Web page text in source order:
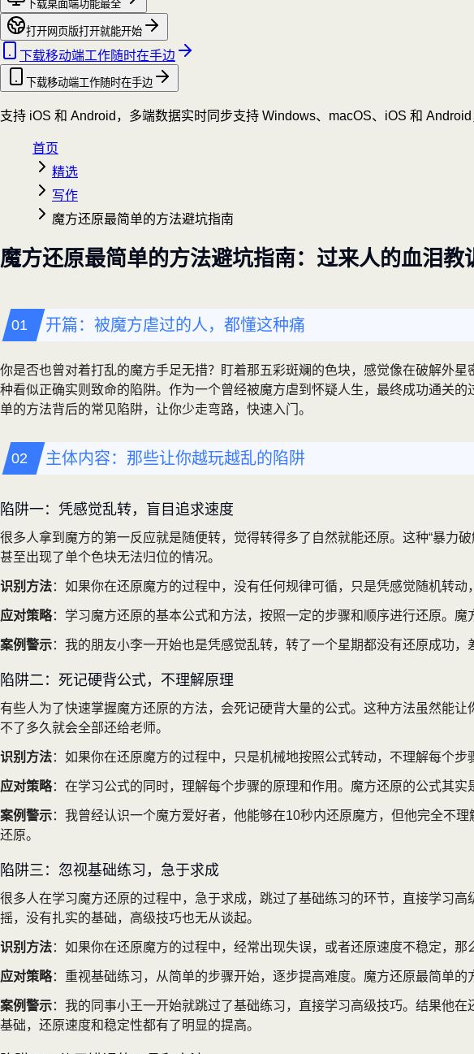
下载桌面端功能最全
打开网页版打开就能开始
下载移动端工作随时在手边
下载移动端工作随时在手边
支持 iOS 和 Android，多端数据实时同步支持 Windows、macOS、iOS 和
首页
精选
写作
魔方还原最简单的方法避坑指南
魔方还原最简单的方法避坑指南：过来人的血泪教
开篇：被魔方虐过的人，都懂这种痛
你是否也曾对着打乱的魔方手足无措？盯着那五彩斑斓的色块，感觉像在破解外
种看似正确实则致命的陷阱。作为一个曾经被魔方虐到怀疑人生，最终成功通关
单的方法背后的常见陷阱，让你少走弯路，快速入门。
主体内容：那些让你越玩越乱的陷阱
陷阱一：凭感觉乱转，盲目追求速度
很多人拿到魔方的第一反应就是随便转，觉得转得多了自然就能还原。这种“暴力
甚至出现了单个色块无法归位的情况。
识别方法：如果你在还原魔方的过程中，没有任何规律可循，只是凭感觉随机转动
应对策略：学习魔方还原的基本公式和方法，按照一定的步骤和顺序进行还原。
案例警示：我的朋友小李一开始也是凭感觉乱转，转了一个星期都没有还原成功
陷阱二：死记硬背公式，不理解原理
有些人为了快速掌握魔方还原的方法，会死记硬背大量的公式。这种方法虽然能
不了多久就会全部还给老师。
识别方法：如果你在还原魔方的过程中，只是机械地按照公式转动，不理解每个
应对策略：在学习公式的同时，理解每个步骤的原理和作用。魔方还原的公式其
案例警示：我曾经认识一个魔方爱好者，他能够在10秒内还原魔方，但他完全不
还原。
陷阱三：忽视基础练习，急于求成
很多人在学习魔方还原的过程中，急于求成，跳过了基础练习的环节，直接学习
摇，没有扎实的基础，高级技巧也无从谈起。
识别方法：如果你在还原魔方的过程中，经常出现失误，或者还原速度不稳定，那
应对策略：重视基础练习，从简单的步骤开始，逐步提高难度。魔方还原最简单
案例警示：我的同事小王一开始就跳过了基础练习，直接学习高级技巧。结果他
基础，还原速度和稳定性都有了明显的提高。